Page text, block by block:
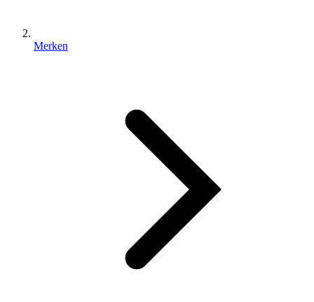
Merken